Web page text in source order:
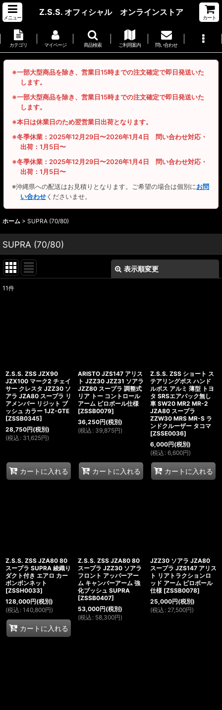
メニュー
Z.S.S. オフィシャル オンラインストア
カート
カテゴリ マイページ 商品検索 ご利用案内 問い合わせ
※一部大型商品を除き、営業日15時までの注文確定で即日発送いた
します。
※一部大型商品を除き、営業日15時までの注文確定で即日発送いた
します。
※本日は休業日のため翌営業日出荷となります。
※冬季休業：2025年12月29日〜2026年1月4日 問い合わせ対応・
出荷：1月5日〜
※冬季休業：2025年12月29日〜2026年1月4日 問い合わせ対応・
出荷：1月5日〜
※沖縄県への配送はお見積りとなります。ご希望の場合は個別にお問
い合わせくださいませ。
ホーム > SUPRA (70/80)
SUPRA (70/80)
表示順変更
11件
Z.S.S. ZSS JZX90
JZX100 マーク2 チェイ
サー クレスタ JZZ30 ソ
アラ JZA80 スープラ リ
アメンバー リジット ブ
ッシュ カラー 1JZ-GTE
[ZSSB0345]
28,750円(税別)
(税込 : 31,625円)
カートに入れる
ARISTO JZS147 アリス
ト JZZ30 JZZ31 ソアラ
JZZ80 スープラ 調整式
リア トー コントロール
アーム ピロボール仕様
[ZSSB0079]
36,250円(税別)
(税込 : 39,875円)
カートに入れる
Z.S.S. ZSS ショート ス
テアリングボス ハンド
ルボス アルミ 薄型 トヨ
タ SRSエアバック無し
車 SW20 MR2 MR-2
JZA80 スープラ
ZZW30 MRS MR-S ラ
ンドクルーザー タコマ
[ZSSE0036]
6,000円(税別)
(税込 : 6,600円)
カートに入れる
Z.S.S. ZSS JZA80 80
スープラ SUPRA 綾織り
ダクト付き エアロ カー
ボンボンネット
[ZSSH0033]
128,000円(税別)
(税込 : 140,800円)
カートに入れる
Z.S.S. ZSS JZA80 80
スープラ JZZ30 ソアラ
フロント アッパーアー
ム キャンバーアーム 強
化ブッシュ SUPRA
[ZSSB0407]
53,000円(税別)
(税込 : 58,300円)
JZZ30 ソアラ JZA80
スープラ JZS147 アリス
ト リアトラクションロ
ッド アーム ピロボール
仕様 [ZSSB0078]
25,000円(税別)
(税込 : 27,500円)